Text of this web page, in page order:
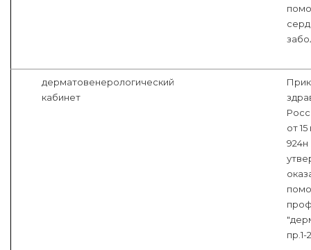
дерматовенерологический
кабинет
от
пр.1-2